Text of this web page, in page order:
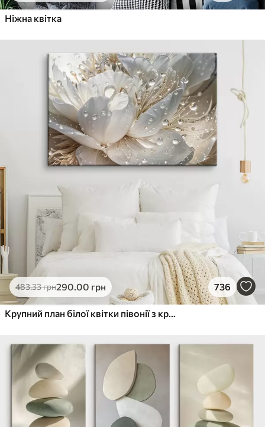
Ніжна квітка
483.33грн290.00 грн 736
Крупний план білої квітки півонії з крапельками води на пелюстках на розмитому фоні